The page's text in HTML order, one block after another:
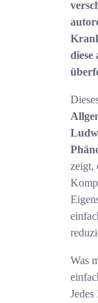
diese
zeigt,
Was